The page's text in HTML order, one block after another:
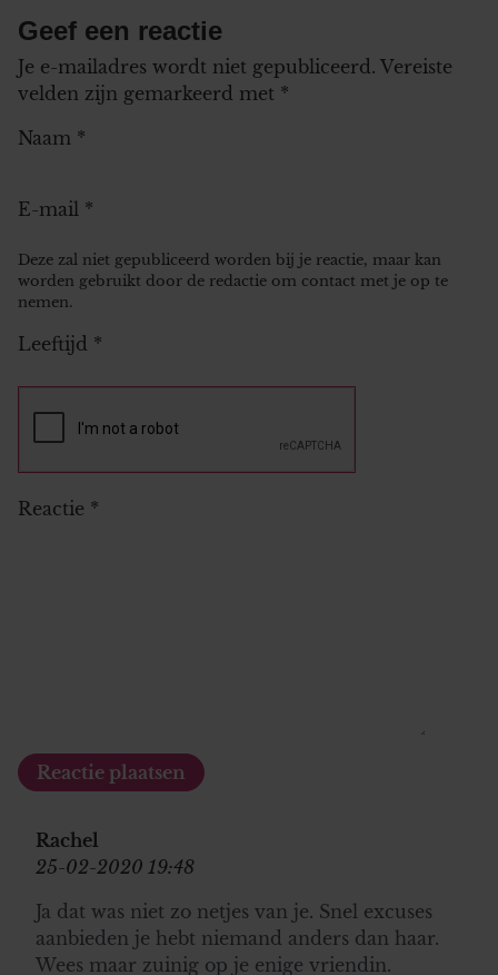
Geef een reactie
Je e-mailadres wordt niet gepubliceerd. Vereiste
velden zijn gemarkeerd met *
Naam *
E-mail *
Deze zal niet gepubliceerd worden bij je reactie, maar kan
worden gebruikt door de redactie om contact met je op te
nemen.
Leeftijd *
Reactie *
Rachel
25-02-2020 19:48
Ja dat was niet zo netjes van je. Snel excuses
aanbieden je hebt niemand anders dan haar.
Wees maar zuinig op je enige vriendin.